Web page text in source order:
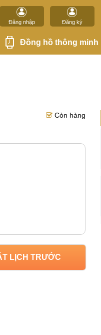
Đăng nhập Đăng ký
Đồng hồ thông minh
Còn hàng
LỊCH TRƯỚC